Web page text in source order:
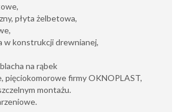
płyta żelbetowa,
w konstrukcji drewnianej,
na rąbek
pięciokomorowe firmy OKNOPLAST,
montażu.